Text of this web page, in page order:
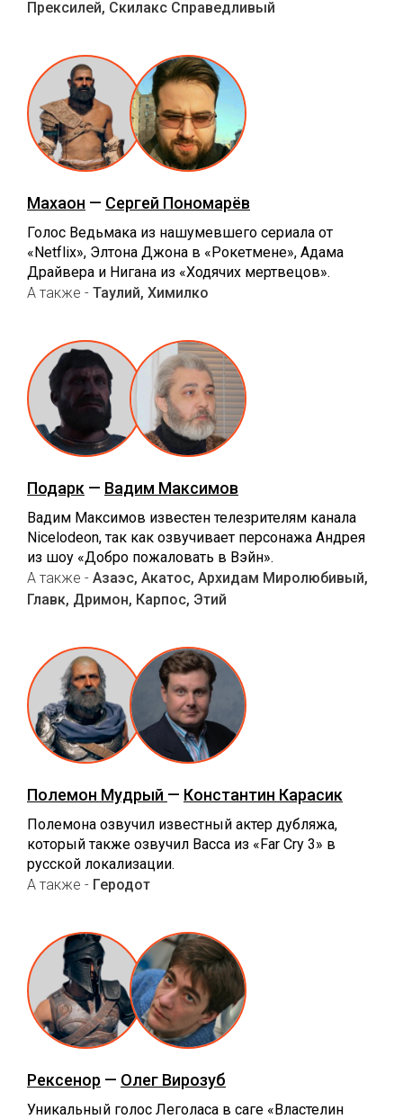
Прексилей, Скилакс Справедливый
Махаон — Сергей Пономарёв
Голос Ведьмака из нашумевшего сериала от
«Netflix», Элтона Джона в «Рокетмене», Адама
Драйвера и Нигана из «Ходячих мертвецов».
А также - Таулий, Химилко
Подарк — Вадим Максимов
Вадим Максимов известен телезрителям канала
Nicelodeon, так как озвучивает персонажа Андрея
из шоу «Добро пожаловать в Вэйн».
А также - Азаэс, Акатос, Архидам Миролюбивый,
Главк, Дримон, Карпос, Этий
Полемон Мудрый — Константин Карасик
Полемона озвучил известный актер дубляжа,
который также озвучил Васса из «Far Cry 3» в
русской локализации.
А также - Геродот
Рексенор — Олег Вирозуб
Уникальный голос Леголаса в саге «Властелин